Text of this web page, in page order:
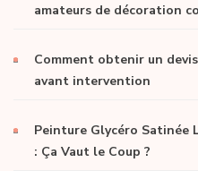
amateurs de décoration
Comment obtenir un
avant intervention
Peinture Glycéro Satinée
: Ça Vaut le Coup ?